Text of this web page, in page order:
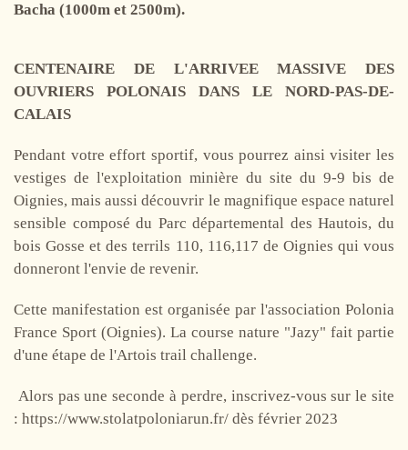
Bacha (1000m et 2500m).
CENTENAIRE DE L'ARRIVEE MASSIVE DES
OUVRIERS POLONAIS DANS LE NORD-PAS-DE-
CALAIS
Pendant votre effort sportif, vous pourrez ainsi visiter les
vestiges de l'exploitation minière du site du 9-9 bis de
Oignies, mais aussi découvrir le magnifique espace naturel
sensible composé du Parc départemental des Hautois, du
bois Gosse et des terrils 110, 116,117 de Oignies qui vous
donneront l'envie de revenir.
Cette manifestation est organisée par l'association Polonia
France Sport (Oignies). La course nature "Jazy" fait partie
d'une étape de l'Artois trail challenge.
Alors pas une seconde à perdre, inscrivez-vous sur le site
: https://www.stolatpoloniarun.fr/ dès février 2023